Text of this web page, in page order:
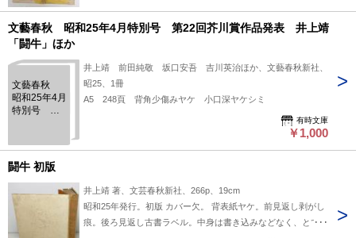
文藝春秋 昭和25年4月特別号 第22回芥川賞作品発表 井上靖
「闘牛」ほか
文藝春秋
昭和25年4月
特別号 第
井上靖「闘
牛」ほか
井上靖 前田純敬 坂口安吾 吉川英治ほか、文藝春秋新社、
昭25、1冊
A5 248頁 背角少傷みヤケ 小口深ヤケシミ
有時文庫
￥1,000
闘牛 初版
井上靖 著、文芸春秋新社、266p、19cm
昭和25年発行。初版 カバー欠。 背表紙ヤケ。前見返し剥がし
痕。後ろ見返し古書ラベル。中身は書き込みなどなく、とても